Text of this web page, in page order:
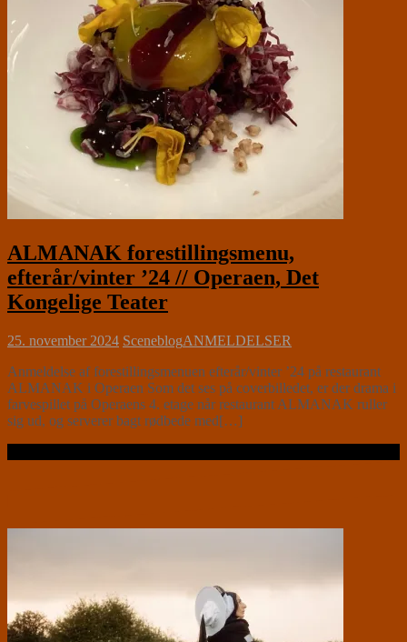
ALMANAK forestillingsmenu,
efterår/vinter ’24 // Operaen, Det
Kongelige Teater
25. november 2024 SceneblogANMELDELSER
Anmeldelse af forestillingsmenuen efterår/vinter ’24 på restaurant
ALMANAK i Operaen Som det ses på coverbilledet, er der drama i
farvespillet på Operaens 4. etage når restaurant ALMANAK ruller
sig ud, og serverer bagt rødbede med[…]